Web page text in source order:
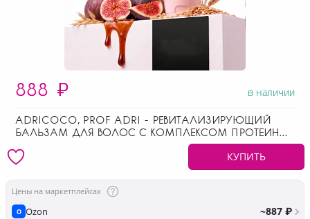
888 ₽ в наличии
ADRICOCO, PROF ADRI - РЕВИТАЛИЗИРУЮЩИЙ
БАЛЬЗАМ ДЛЯ ВОЛОС С КОМПЛЕКСОМ ПРОТЕИНОВ
КУПИТЬ
Цены на маркетплейсах
O Ozon ~887 ₽